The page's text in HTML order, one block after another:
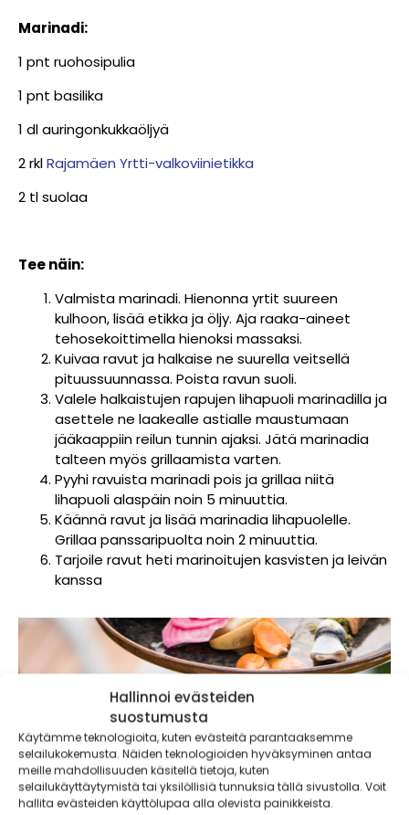
Hallinnoi evästeiden
suostumusta
Käytämme teknologioita, kuten evästeitä parantaaksemme
selailukokemusta. Näiden teknologioiden hyväksyminen antaa
meille mahdollisuuden käsitellä tietoja, kuten
selailukäyttäytymistä tai yksilöllisiä tunnuksia tällä sivustolla. Voit
hallita evästeiden käyttölupaa alla olevista painikkeista.
Marinadi:
1 pnt ruohosipulia
1 pnt basilika
1 dl auringonkukkaöljyä
2 rklRajamäen Yrtti-valkoviinietikka
2 tl suolaa
Tee näin:
Valmista marinadi. Hienonna yrtit suureen
kulhoon, lisää etikka ja öljy. Aja raaka-aineet
tehosekoittimella hienoksi massaksi.
Kuivaa ravut ja halkaise ne suurella veitsellä
pituussuunnassa. Poista ravun suoli.
Valele halkaistujen rapujen lihapuoli marinadilla ja
asettele ne laakealle astialle maustumaan
jääkaappiin reilun tunnin ajaksi. Jätä marinadia
talteen myös grillaamista varten.
Pyyhi ravuista marinadi pois ja grillaa niitä
lihapuoli alaspäin noin 5 minuuttia.
Käännä ravut ja lisää marinadia lihapuolelle.
Grillaa panssaripuolta noin 2 minuuttia.
Tarjoile ravut heti marinoitujen kasvisten ja leivän
kanssa